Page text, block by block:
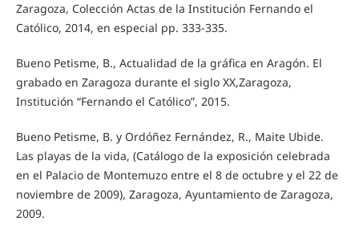
Zaragoza, Colección Actas de la Institución Fernando el
Católico, 2014, en especial pp. 333-335.
Bueno Petisme, B., Actualidad de la gráfica en Aragón. El
grabado en Zaragoza durante el siglo XX,Zaragoza,
Institución “Fernando el Católico”, 2015.
Bueno Petisme, B. y Ordóñez Fernández, R., Maite Ubide.
Las playas de la vida, (Catálogo de la exposición celebrada
en el Palacio de Montemuzo entre el 8 de octubre y el 22 de
noviembre de 2009), Zaragoza, Ayuntamiento de Zaragoza,
2009.